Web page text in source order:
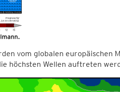
vom globalen europäischen
höchsten Wellen auftreten